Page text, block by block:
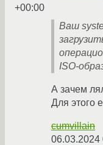
+00:00
Ваш
ISO-
А зачем
Для этого
cumvillain
06.03.2024